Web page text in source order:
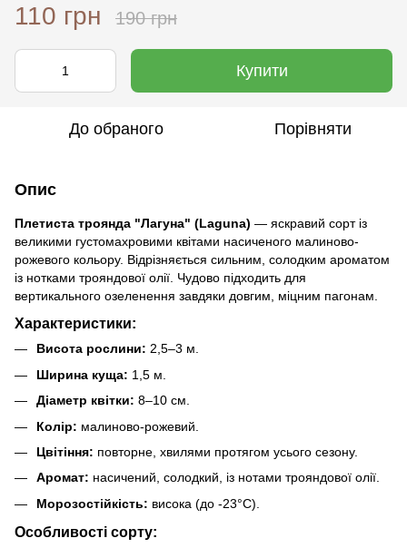
110 грн 190 грн
Купити
До обраного Порівняти
Опис
Плетиста троянда "Лагуна" (Laguna) — яскравий сорт із
великими густомахровими квітами насиченого малиново-
рожевого кольору. Відрізняється сильним, солодким ароматом
із нотками трояндової олії. Чудово підходить для
вертикального озеленення завдяки довгим, міцним пагонам.
Характеристики:
Висота рослини: 2,5–3 м.
Ширина куща: 1,5 м.
Діаметр квітки: 8–10 см.
Колір: малиново-рожевий.
Цвітіння: повторне, хвилями протягом усього сезону.
Аромат: насичений, солодкий, із нотами трояндової олії.
Морозостійкість: висока (до -23°C).
Особливості сорту: